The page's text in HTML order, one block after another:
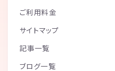
ご利用料金
サイトマップ
記事一覧
ブログ一覧